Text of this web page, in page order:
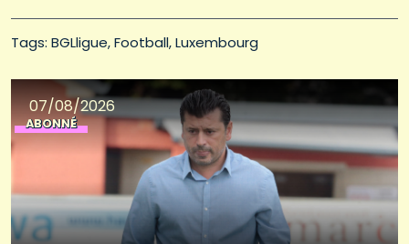
Tags: BGLligue Football Luxembourg
07/08/2026
ABONNÉ